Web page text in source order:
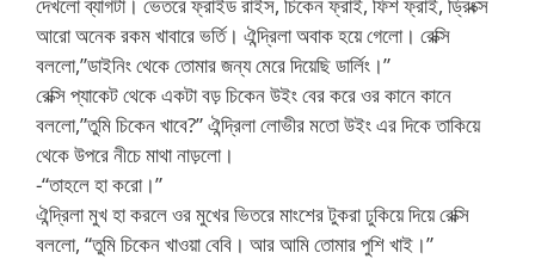
আরো অনেক রকম খাবারে ভর্তি। ঐন্দ্রিলা অবাক হয়ে গেলো। রেক্সি
বললো,”ডাইনিং থেকে তোমার জন্য মেরে দিয়েছি ডার্লিং।”
রেক্সি প্যাকেট থেকে একটা বড় চিকেন উইং বের করে ওর কানে কানে
বললো,”তুমি চিকেন খাবে?” ঐন্দ্রিলা লোভীর মতো উইং এর দিকে তাকিয়ে
থেকে উপরে নীচে মাথা নাড়লো।
-“তাহলে হা করো।”
ঐন্দ্রিলা মুখ হা করলে ওর মুখের ভিতরে মাংশের টুকরা ঢুকিয়ে দিয়ে রেক্সি
বললো, “তুমি চিকেন খাওয়া বেবি। আর আমি তোমার পুশি খাই।”